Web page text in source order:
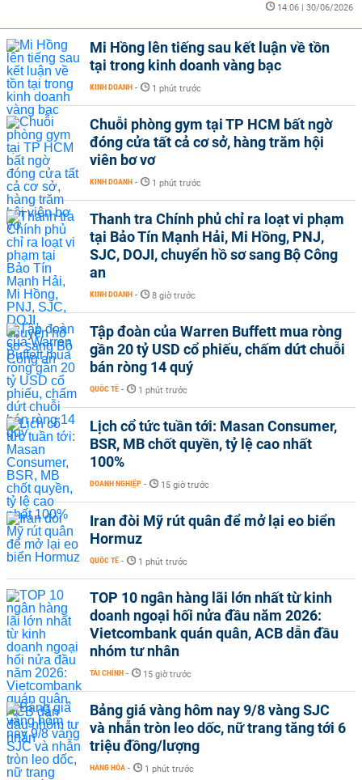
14:06 | 30/06/2026
Mi Hồng lên tiếng sau kết luận về tồn
tại trong kinh doanh vàng bạc
KINH DOANH - 1 phút trước
Chuỗi phòng gym tại TP HCM bất ngờ
đóng cửa tất cả cơ sở, hàng trăm hội
viên bơ vơ
KINH DOANH - 1 phút trước
Thanh tra Chính phủ chỉ ra loạt vi phạm
tại Bảo Tín Mạnh Hải, Mi Hồng, PNJ,
SJC, DOJI, chuyển hồ sơ sang Bộ Công
an
KINH DOANH - 8 giờ trước
Tập đoàn của Warren Buffett mua ròng
gần 20 tỷ USD cổ phiếu, chấm dứt chuỗi
bán ròng 14 quý
QUỐC TẾ - 1 phút trước
Lịch cổ tức tuần tới: Masan Consumer,
BSR, MB chốt quyền, tỷ lệ cao nhất
100%
DOANH NGHIỆP - 15 giờ trước
Iran đòi Mỹ rút quân để mở lại eo biển
Hormuz
QUỐC TẾ - 1 phút trước
TOP 10 ngân hàng lãi lớn nhất từ kinh
doanh ngoại hối nửa đầu năm 2026:
Vietcombank quán quân, ACB dẫn đầu
nhóm tư nhân
TÀI CHÍNH - 15 giờ trước
Bảng giá vàng hôm nay 9/8 vàng SJC
và nhẫn tròn leo dốc, nữ trang tăng tới 6
triệu đồng/lượng
HÀNG HÓA - 1 phút trước